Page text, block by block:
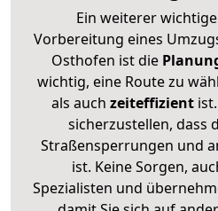
Ein weiterer
Vorbereitung eines
Osthofen ist die
wichtig, eine Route zu
als auch zeiteffizientist.
sicherzustellen, dass
Straßensperrungen und
ist. Keine Sorgen,
Spezialisten und